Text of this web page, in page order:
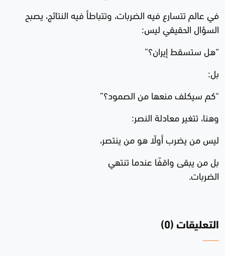
في عالم تتسارع فيه الضربات، وتتباطأ فيه النتائج، يصبح
السؤال الحقيقي ليس:
“هل ستسقط إيران؟”
بل:
“كم سيكلف منعها من الصمود؟”
وهنا، تتغير معادلة النصر:
ليس من يضرب أولًا هو من ينتصر،
بل من يبقى واقفًا عندما تنتهي
الضربات.
التعليقات (0)